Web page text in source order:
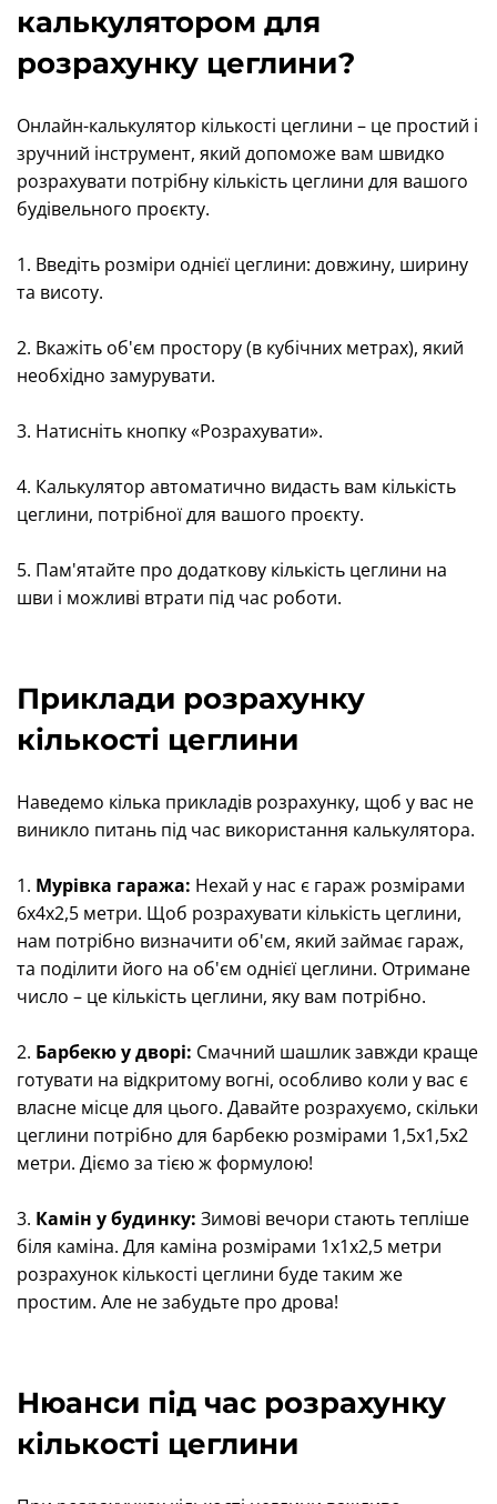
калькулятором для
розрахунку цеглини?
Онлайн-калькулятор кількості цеглини – це простий і
зручний інструмент, який допоможе вам швидко
розрахувати потрібну кількість цеглини для вашого
будівельного проєкту.
1. Введіть розміри однієї цеглини: довжину, ширину
та висоту.
2. Вкажіть об'єм простору (в кубічних метрах), який
необхідно замурувати.
3. Натисніть кнопку «Розрахувати».
4. Калькулятор автоматично видасть вам кількість
цеглини, потрібної для вашого проєкту.
5. Пам'ятайте про додаткову кількість цеглини на
шви і можливі втрати під час роботи.
Приклади розрахунку
кількості цеглини
Наведемо кілька прикладів розрахунку, щоб у вас не
виникло питань під час використання калькулятора.
1. Мурівка гаража: Нехай у нас є гараж розмірами
6x4x2,5 метри. Щоб розрахувати кількість цеглини,
нам потрібно визначити об'єм, який займає гараж,
та поділити його на об'єм однієї цеглини. Отримане
число – це кількість цеглини, яку вам потрібно.
2. Барбекю у дворі: Смачний шашлик завжди краще
готувати на відкритому вогні, особливо коли у вас є
власне місце для цього. Давайте розрахуємо, скільки
цеглини потрібно для барбекю розмірами 1,5x1,5x2
метри. Діємо за тією ж формулою!
3. Камін у будинку: Зимові вечори стають тепліше
біля каміна. Для каміна розмірами 1x1x2,5 метри
розрахунок кількості цеглини буде таким же
простим. Але не забудьте про дрова!
Нюанси під час розрахунку
кількості цеглини